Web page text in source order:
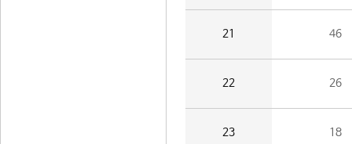
21 46
22 26
23 18